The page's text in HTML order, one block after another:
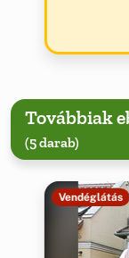
Továbbiak
(5 darab)
Vendéglátás